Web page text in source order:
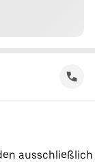
ausschließlich